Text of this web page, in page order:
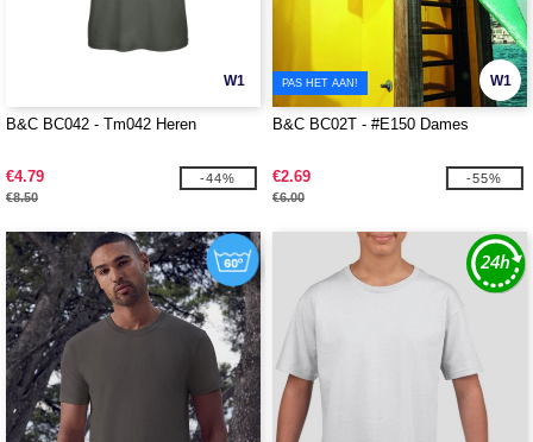
W1
B&C BC042 - Tm042 Heren
€4.79
€8.50
-44%
W1
PAS HET AAN!
B&C BC02T - #E150 Dames
€2.69
€6.00
-55%